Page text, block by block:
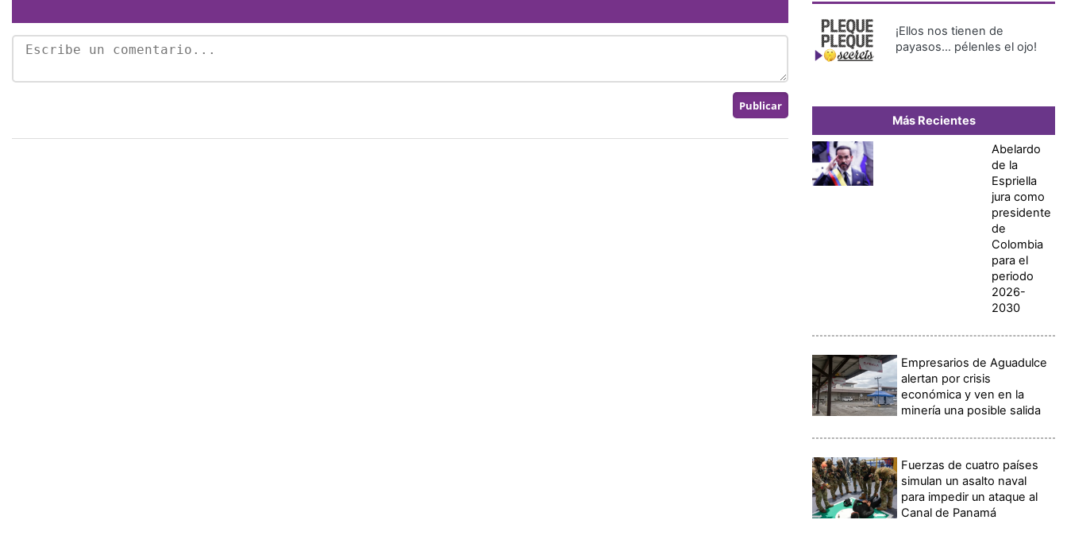
¡Ellos nos tienen de
payasos… pélenles el ojo!
Más Recientes
Abelardo
de la
Espriella
jura como
presidente
de
Colombia
para el
periodo
2026-
2030
Empresarios de Aguadulce
alertan por crisis
económica y ven en la
minería una posible salida
Fuerzas de cuatro países
simulan un asalto naval
para impedir un ataque al
Canal de Panamá